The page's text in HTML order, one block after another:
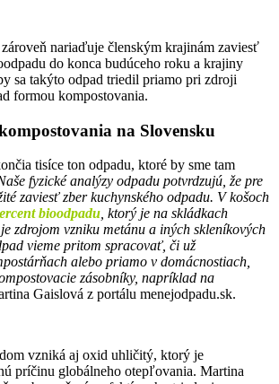
nariaďuje členským krajinám zaviesť
do konca budúceho roku a krajiny
sa takýto odpad triedil priamo pri zdroji
formou kompostovania.
na Slovensku
tisíce ton odpadu, ktoré by sme tam
fyzické analýzy odpadu potvrdzujú, že pre
zaviesť zber kuchynského odpadu. V košoch
bioodpadu , ktorý je na skládkach
zdrojom vzniku metánu a iných skleníkových
vieme pritom spracovať, či už
alebo priamo v domácnostiach,
zásobníky, napríklad na
Gaislová z portálu menejodpadu.sk.
vzniká aj oxid uhličitý, ktorý je
príčinu globálneho otepľovania. Martina